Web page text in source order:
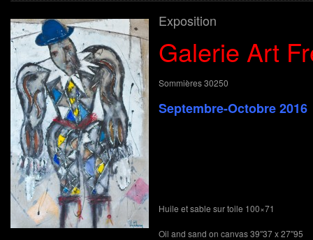
Exposition
Galerie Art
Sommières 30250
Septembre-Octobre 2016
Huile et sable sur toile 100×71
Oil and sand on canvas 39″37 x 27″95